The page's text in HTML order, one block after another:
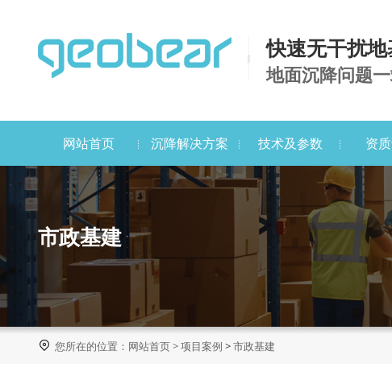
快速无干扰
地面沉降问题
网站首页 沉降解决方案 技术及参数 资
市政基建
 您所在的位置： 网站首页>项目案例 >市政基建